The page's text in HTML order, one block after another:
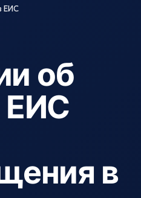
ЕИС
об
ЕИС
в